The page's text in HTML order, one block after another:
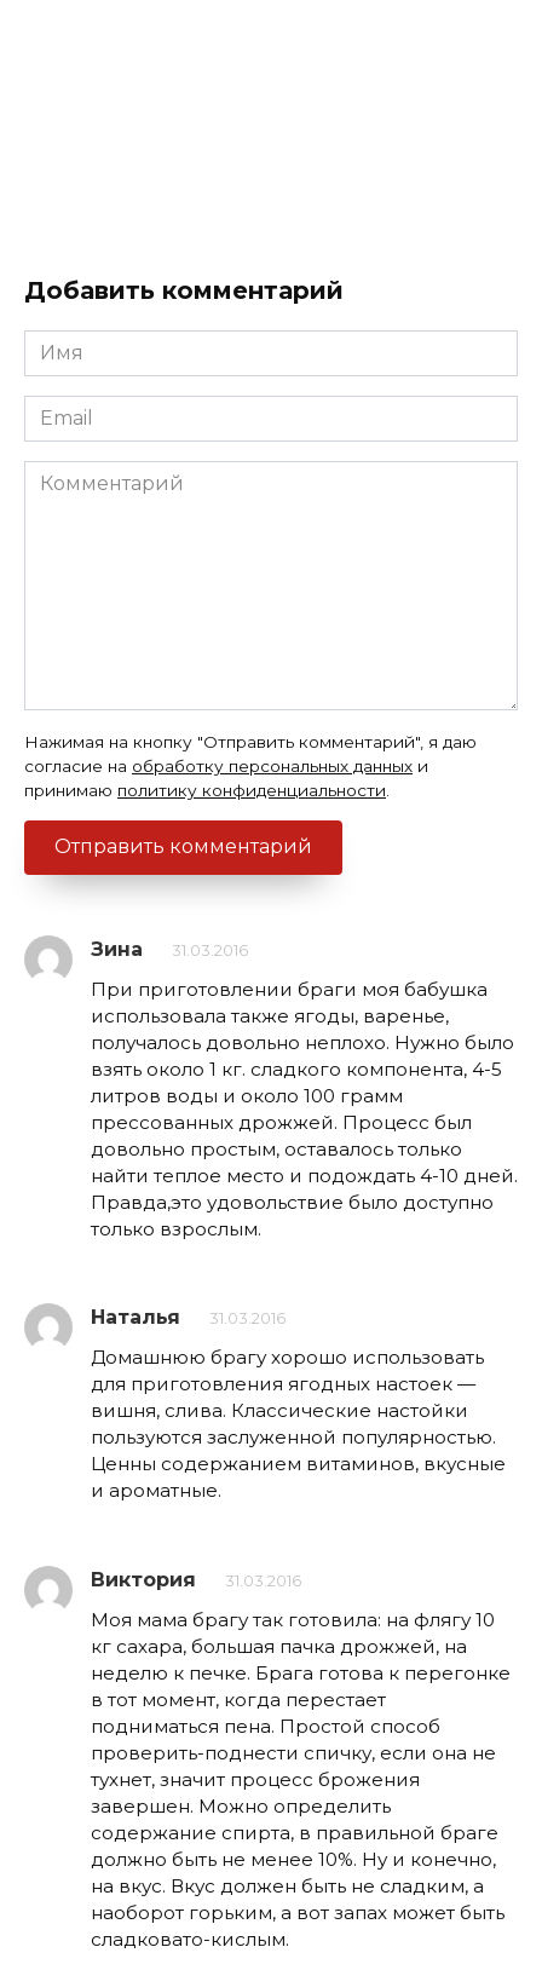
Добавить комментарий
Имя
*
Email
*
Комментарий
Нажимая на кнопку "Отправить комментарий", я даю
согласие на обработку персональных данных и
принимаю политику конфиденциальности
Зина 31.03.2016
При приготовлении браги моя бабушка
использовала также ягоды, варенье,
получалось довольно неплохо. Нужно было
взять около 1 кг. сладкого компонента, 4-5
литров воды и около 100 грамм
прессованных дрожжей. Процесс был
довольно простым, оставалось только
найти теплое место и подождать 4-10 дней.
Правда,это удовольствие было доступно
только взрослым.
Наталья 31.03.2016
Домашнюю брагу хорошо использовать
для приготовления ягодных настоек —
вишня, слива. Классические настойки
пользуются заслуженной популярностью.
Ценны содержанием витаминов, вкусные
и ароматные.
Виктория 31.03.2016
Моя мама брагу так готовила: на флягу 10
кг сахара, большая пачка дрожжей, на
неделю к печке. Брага готова к перегонке
в тот момент, когда перестает
подниматься пена. Простой способ
проверить-поднести спичку, если она не
тухнет, значит процесс брожения
завершен. Можно определить
содержание спирта, в правильной браге
должно быть не менее 10%. Ну и конечно,
на вкус. Вкус должен быть не сладким, а
наоборот горьким, а вот запах может быть
сладковато-кислым.